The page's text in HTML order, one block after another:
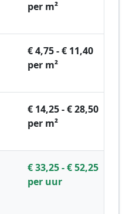
per m²
€ 4,75 - € 11,40
per m²
€ 14,25 - € 28,50
per m²
€ 33,25 - € 52,25
per uur